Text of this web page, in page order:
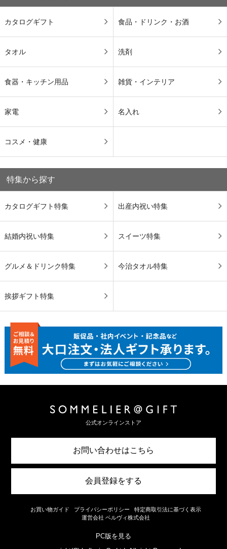
カタログギフト 食品・ドリンク・お酒
タオル 洗剤
食器・キッチン用品 雑貨・インテリア
家電 名入れ
コスメ・健康
特集から探す
カタログギフト特集 出産内祝い特集
結婚内祝い特集 スイーツ特集
グルメ＆ドリンク特集 今治タオル特集
挨拶ギフト特集
公式オンラインストア
お問い合わせはこちら
会員登録をする
お買い物ガイド プライバシーポリシー
特定商取引法に基づく表示
運営会社 ベルヴィ株式会社
PC版を見る